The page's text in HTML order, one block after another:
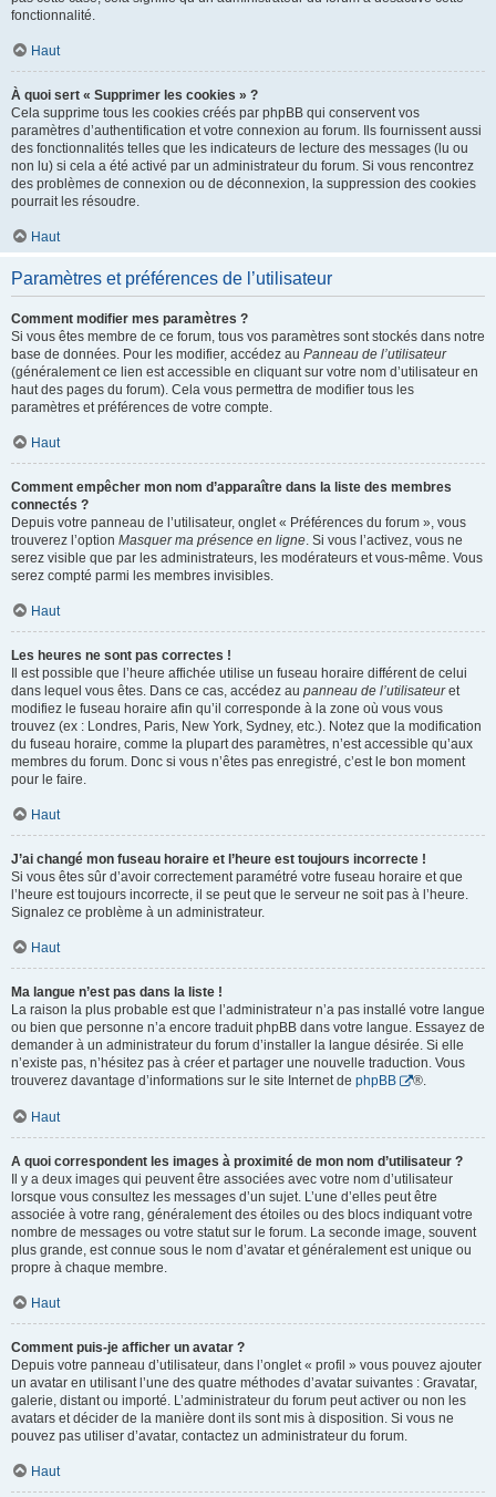
fonctionnalité.
Haut
À quoi sert « Supprimer les cookies » ?
Cela supprime tous les cookies créés par phpBB qui conservent vos
paramètres d’authentification et votre connexion au forum. Ils fournissent aussi
des fonctionnalités telles que les indicateurs de lecture des messages (lu ou
non lu) si cela a été activé par un administrateur du forum. Si vous rencontrez
des problèmes de connexion ou de déconnexion, la suppression des cookies
pourrait les résoudre.
Haut
Paramètres et préférences de l’utilisateur
Comment modifier mes paramètres ?
Si vous êtes membre de ce forum, tous vos paramètres sont stockés dans notre
base de données. Pour les modifier, accédez au Panneau de l’utilisateur
(généralement ce lien est accessible en cliquant sur votre nom d’utilisateur en
haut des pages du forum). Cela vous permettra de modifier tous les
paramètres et préférences de votre compte.
Haut
Comment empêcher mon nom d’apparaître dans la liste des membres
connectés ?
Depuis votre panneau de l’utilisateur, onglet « Préférences du forum », vous
trouverez l’option Masquer ma présence en ligne. Si vous l’activez, vous ne
serez visible que par les administrateurs, les modérateurs et vous-même. Vous
serez compté parmi les membres invisibles.
Haut
Les heures ne sont pas correctes !
Il est possible que l’heure affichée utilise un fuseau horaire différent de celui
dans lequel vous êtes. Dans ce cas, accédez au panneau de l’utilisateuret
modifiez le fuseau horaire afin qu’il corresponde à la zone où vous vous
trouvez (ex : Londres, Paris, New York, Sydney, etc.). Notez que la modification
du fuseau horaire, comme la plupart des paramètres, n’est accessible qu’aux
membres du forum. Donc si vous n’êtes pas enregistré, c’est le bon moment
pour le faire.
Haut
J’ai changé mon fuseau horaire et l’heure est toujours incorrecte !
Si vous êtes sûr d’avoir correctement paramétré votre fuseau horaire et que
l’heure est toujours incorrecte, il se peut que le serveur ne soit pas à l’heure.
Signalez ce problème à un administrateur.
Haut
Ma langue n’est pas dans la liste !
La raison la plus probable est que l’administrateur n’a pas installé votre langue
ou bien que personne n’a encore traduit phpBB dans votre langue. Essayez de
demander à un administrateur du forum d’installer la langue désirée. Si elle
n’existe pas, n’hésitez pas à créer et partager une nouvelle traduction. Vous
trouverez davantage d’informations sur le site Internet de phpBB ®.
Haut
A quoi correspondent les images à proximité de mon nom d’utilisateur ?
Il y a deux images qui peuvent être associées avec votre nom d’utilisateur
lorsque vous consultez les messages d’un sujet. L’une d’elles peut être
associée à votre rang, généralement des étoiles ou des blocs indiquant votre
nombre de messages ou votre statut sur le forum. La seconde image, souvent
plus grande, est connue sous le nom d’avatar et généralement est unique ou
propre à chaque membre.
Haut
Comment puis-je afficher un avatar ?
Depuis votre panneau d’utilisateur, dans l’onglet « profil » vous pouvez ajouter
un avatar en utilisant l’une des quatre méthodes d’avatar suivantes : Gravatar,
galerie, distant ou importé. L’administrateur du forum peut activer ou non les
avatars et décider de la manière dont ils sont mis à disposition. Si vous ne
pouvez pas utiliser d’avatar, contactez un administrateur du forum.
Haut